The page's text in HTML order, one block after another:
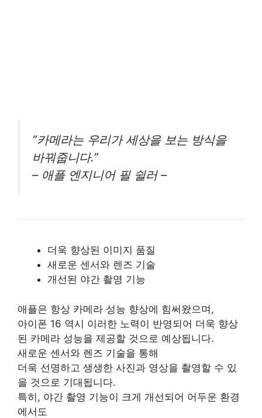
“카메라는 우리가 세상을 보는 방식을
바꿔줍니다.”
– 애플 엔지니어 필 쉴러 –
더욱 향상된 이미지 품질
새로운 센서와 렌즈 기술
개선된 야간 촬영 기능
애플은 항상 카메라 성능 향상에 힘써왔으며,
아이폰 16 역시 이러한 노력이 반영되어 더욱 향상
된 카메라 성능을 제공할 것으로 예상됩니다.
새로운 센서와 렌즈 기술을 통해
더욱 선명하고 생생한 사진과 영상을 촬영할 수 있
을 것으로 기대됩니다.
특히, 야간 촬영 기능이 크게 개선되어 어두운 환경
에서도